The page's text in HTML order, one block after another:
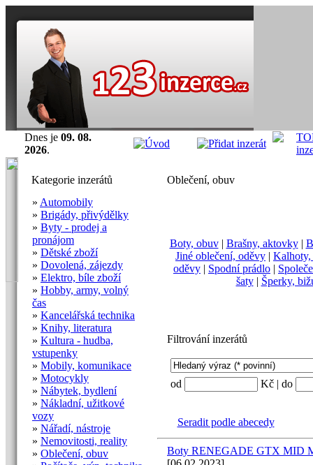
Dnes je 09. 08.
2026.
Kategorie inzerátů
» Automobily
» Brigády, přivýdělky
» Byty - prodej a
pronájom
» Dětské zboží
» Dovolená, zájezdy
» Elektro, bíle zboží
» Hobby, army, volný
čas
» Kancelářská technika
» Knihy, literatura
» Kultura - hudba,
vstupenky
» Mobily, komunikace
» Motocykly
» Nábytek, bydlení
» Nákladní, užitkové
vozy
» Nářadí, nástroje
» Nemovitosti, reality
» Oblečení, obuv
Oblečení, obuv
Boty, obuv| Brašny, aktovky|
Jiné oblečení, oděvy |
oděvy | Spodní prádlo |
šaty| Šperky,
Filtrování inzerátů
od Kč | do
Seradit podle abecedy
Boty RENEGADE GTX MID